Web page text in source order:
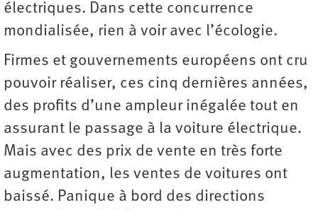
électriques. Dans cette concurrence
mondialisée, rien à voir avec l’écologie.
Firmes et gouvernements européens ont cru
pouvoir réaliser, ces cinq dernières années,
des profits d’une ampleur inégalée tout en
assurant le passage à la voiture électrique.
Mais avec des prix de vente en très forte
augmentation, les ventes de voitures ont
baissé. Panique à bord des directions